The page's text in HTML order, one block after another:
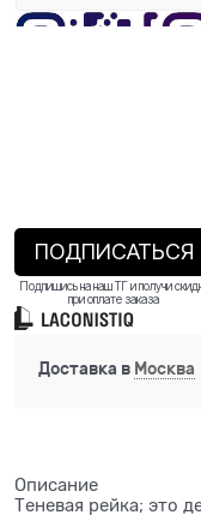
ПОДПИСАТЬСЯ
Подпишись на наш ТГ и получи
при оплате заказа
Доставка в Москва
Описание
Теневая рейка; это